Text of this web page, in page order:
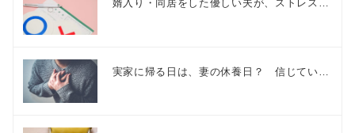
婿入り・同居をした優しい夫が、ストレス…
実家に帰る日は、妻の休養日？ 信じてい…